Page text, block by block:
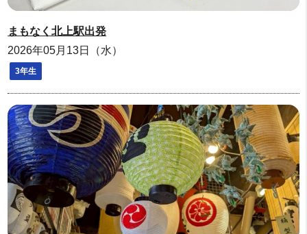
まもなく北上駅出発
2026年05月13日（水）
3年生